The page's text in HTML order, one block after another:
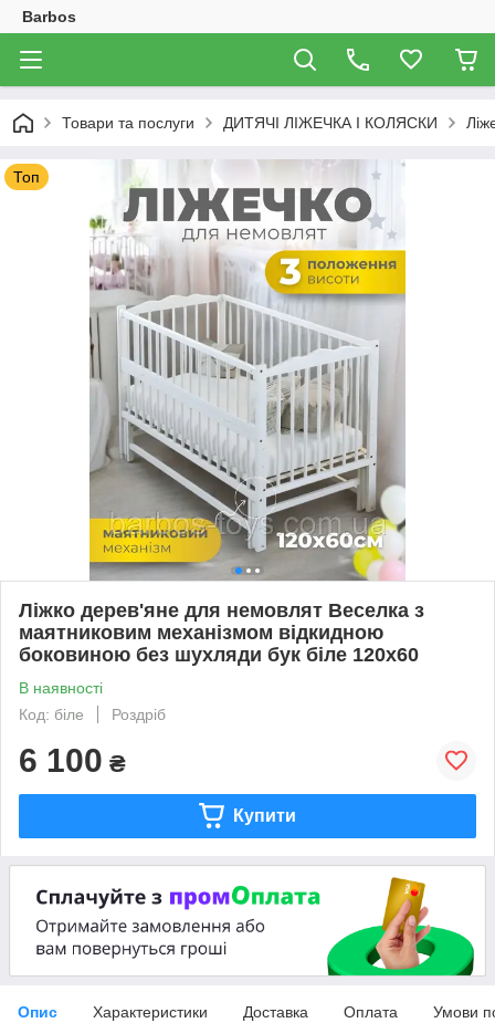
Barbos
Товари та послуги ДИТЯЧІ ЛІЖЕЧКА І КОЛЯСКИ
Топ
Ліжко дерев'яне для немовлят Веселка з
маятниковим механізмом відкидною
боковиною без шухляди бук біле 120х60
В наявності
Код: біле
Роздріб
6 100 ₴
Купити
Опис Характеристики Доставка Оплата Умови